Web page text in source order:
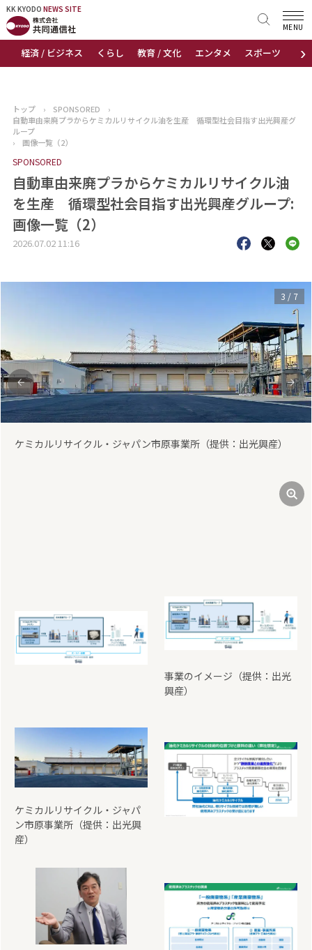
KK KYODO NEWS SITE
›
経済 / ビジネス くらし 教育 / 文化 エンタメ スポーツ 地域
MENU
KK KYODONEWS SITE
トップページ
ニュース
おすすめコンテンツ
出版物
会社概要
トップ › SPONSORED
›
自動車由来廃プラからケミカルリサイクル油を生産 循環型社会目指す出光興産グ
ループ
›
画像一覧（2）
SPONSORED
自動車由来廃プラからケミカルリサイクル油
を生産 循環型社会目指す出光興産グループ:
画像一覧（2）
2026.07.02 11:16
前
ケミカルリサイクル・ジャパン市原事業所（提供：出光興産）
次
3 / 7
事業のイメージ（提供：出光
興産）
ケミカルリサイクル・ジャパ
ン市原事業所（提供：出光興
産）